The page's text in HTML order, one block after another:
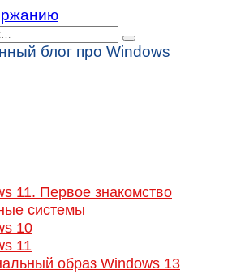
11. Первое знакомство
системы
10
11
образ Windows 13